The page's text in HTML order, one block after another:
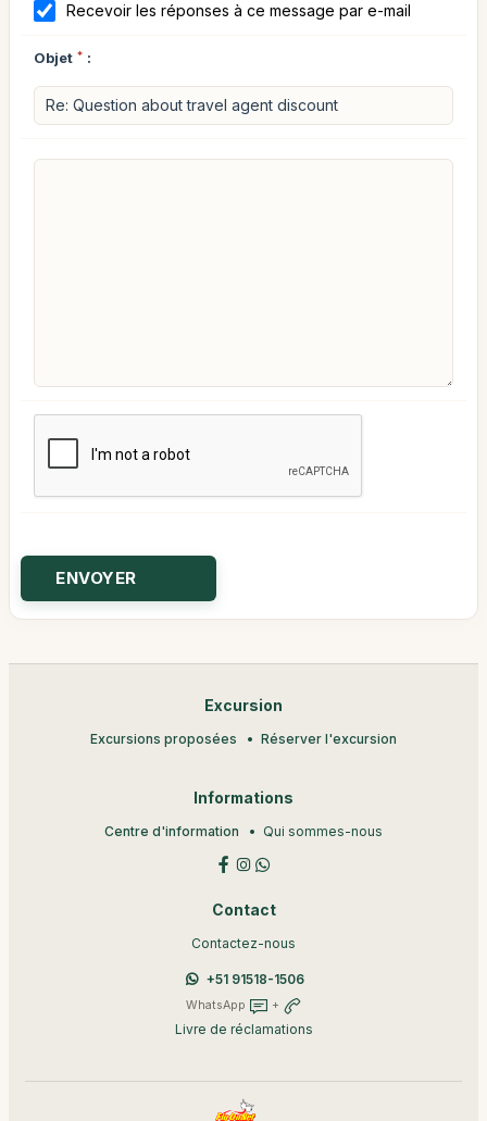
Recevoir les réponses à ce message par e-mail
Objet * :
Excursion
Excursions proposées Réserver l'excursion
Informations
Centre d'information Qui sommes-nous
Contact
Contactez-nous
+51 91518-1506
WhatsApp +
Livre de réclamations